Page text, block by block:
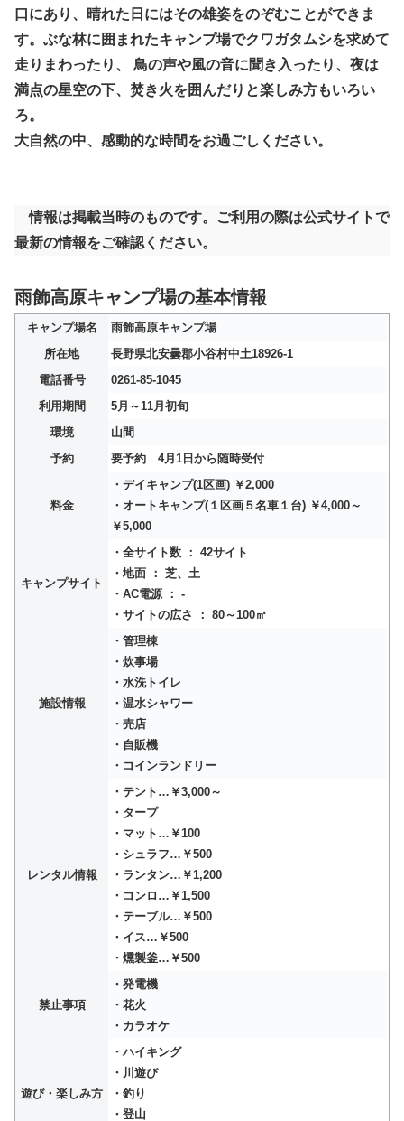
口にあり、晴れた日にはその雄姿をのぞむことができま
す。ぶな林に囲まれたキャンプ場でクワガタムシを求めて
走りまわったり、 鳥の声や風の音に聞き入ったり、夜は
満点の星空の下、焚き火を囲んだりと楽しみ方もいろい
ろ。
大自然の中、感動的な時間をお過ごしください。
情報は掲載当時のものです。ご利用の際は公式サイトで
最新の情報をご確認ください。
雨飾高原キャンプ場の基本情報
キャンプ場名
雨飾高原キャンプ場
所在地
長野県北安曇郡小谷村中土18926-1
電話番号
0261-85-1045
利用期間
5月～11月初旬
環境
山間
予約
要予約 4月1日から随時受付
料金
・デイキャンプ(1区画) ￥2,000
・オートキャンプ(１区画５名車１台) ￥4,000～
￥5,000
キャンプサイト
・全サイト数 ： 42サイト
・地面 ： 芝、土
・AC電源 ： -
・サイトの広さ ： 80～100㎡
施設情報
・管理棟
・炊事場
・水洗トイレ
・温水シャワー
・売店
・自販機
・コインランドリー
レンタル情報
・テント…￥3,000～
・タープ
・マット…￥100
・シュラフ…￥500
・ランタン…￥1,200
・コンロ…￥1,500
・テーブル…￥500
・イス…￥500
・燻製釜…￥500
禁止事項
・発電機
・花火
・カラオケ
遊び・楽しみ方
・ハイキング
・川遊び
・釣り
・登山